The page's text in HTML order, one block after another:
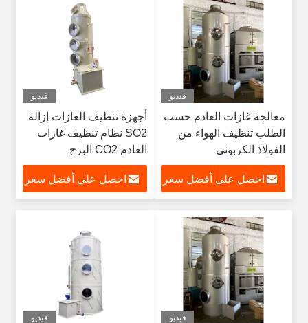
فيديو
معالجة غازات العادم حسب
الطلب تنظيف الهواء من
الفولاذ الكربوني
احصل على أفضل سعر
فيديو
أجهزة تنظيف الغازات إزالة
SO2 نظام تنظيف غازات
العادم CO2 البرج
احصل على أفضل سعر
فيديو فيديو